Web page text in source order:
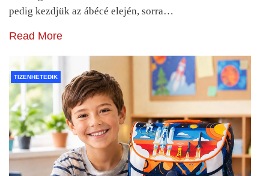
pedig kezdjük az ábécé elején, sorra…
Read More
TIZENHETEDIK